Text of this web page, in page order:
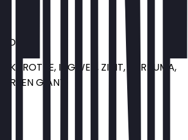
KAROTTE, INGWER, ZIMT, KURKUMA,
GIANT